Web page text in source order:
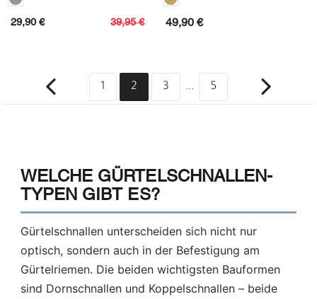
39,95 €
29,90 € 49,90 €
1 2 3 ... 5
WELCHE GÜRTELSCHNALLEN-
TYPEN GIBT ES?
Gürtelschnallen unterscheiden sich nicht nur
optisch, sondern auch in der Befestigung am
Gürtelriemen. Die beiden wichtigsten Bauformen
sind Dornschnallen und Koppelschnallen – beide